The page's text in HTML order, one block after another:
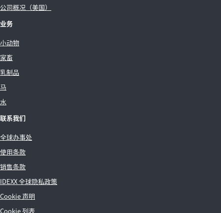
公司概况（美国）
业务
小动物
家畜
乳制品
马
水
联系我们
全球办事处
使用条款
销售条款
IDEXX 全球隐私政策
Cookie 声明
Cookie 列表